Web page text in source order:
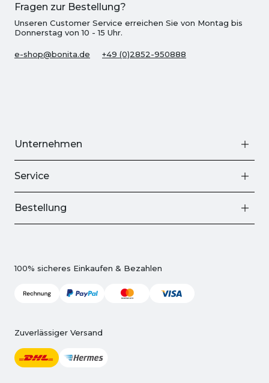
Fragen zur Bestellung?
Unseren Customer Service erreichen Sie von Montag bis
Donnerstag von 10 - 15 Uhr.
e-shop@bonita.de +49 (0)2852-950888
Unternehmen
Service
Bestellung
100% sicheres Einkaufen & Bezahlen
Zuverlässiger Versand